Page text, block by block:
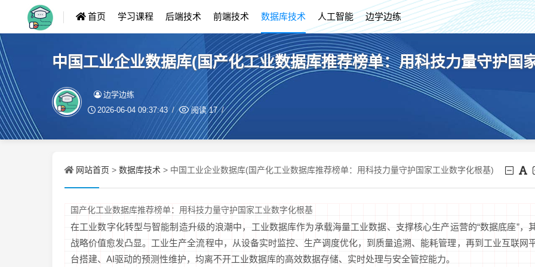
首页 学习课程 后端技术 前端技术 数据库技术 人工智能 边学边练
中国工业企业数据库(国产化工业数据库推荐榜单：用科技力量守护国
边学边练
2026-06-04 09:37:43 阅读17
网站首页 > 数据库技术 > 中国工业企业数据库(国产化工业数据库推荐榜单：用科技力量守护国家工业数字化根基)
国产化工业数据库推荐榜单：用科技力量守护国家工业数字化根基
在工业数字化转型与智能制造升级的浪潮中，工业数据库作为承载海量工业数据、支撑核心生产运营的“数据底座”，
战略价值愈发凸显。工业生产全流程中，从设备实时监控、生产调度优化，到质量追溯、能耗管理，再到工业互联网
台搭建、AI驱动的预测性维护，均离不开工业数据库的高效数据存储、实时处理与安全管控能力。